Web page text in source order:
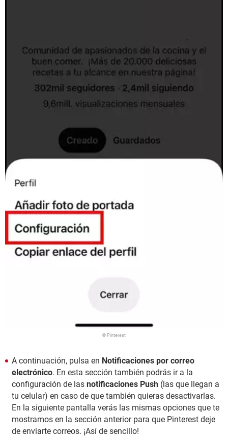
© Pinterest
A continuación, pulsa en Notificaciones por correo
electrónico. En esta sección también podrás ir a la
configuración de las notificaciones Push (las que llegan a
tu celular) en caso de que también quieras desactivarlas.
En la siguiente pantalla verás las mismas opciones que te
mostramos en la sección anterior para que Pinterest deje
de enviarte correos. ¡Así de sencillo!